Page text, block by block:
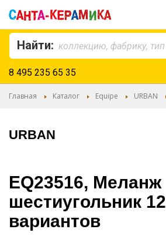
Найти:
8 495 235 65 35
Главная Каталог Equipe URBAN
URBAN
EQ23516, Меланж
шестиугольник 12
вариантов